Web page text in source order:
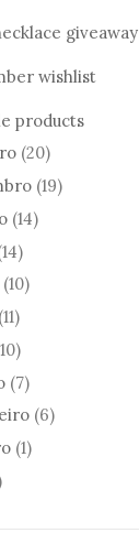
giveaway
wishlist
products
(20)
(19)
(14)
(10)
(11)
(7)
(6)
(1)